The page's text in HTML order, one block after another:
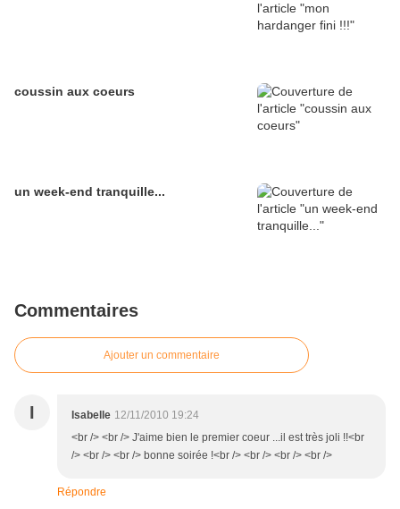
coussin aux coeurs
un week-end tranquille...
Commentaires
Ajouter un commentaire
I Isabelle 12/11/2010 19:24
<br /> <br /> J'aime bien le premier coeur ...il est très joli !!<br
/> <br /> <br /> bonne soirée !<br /> <br /> <br /> <br />
Répondre